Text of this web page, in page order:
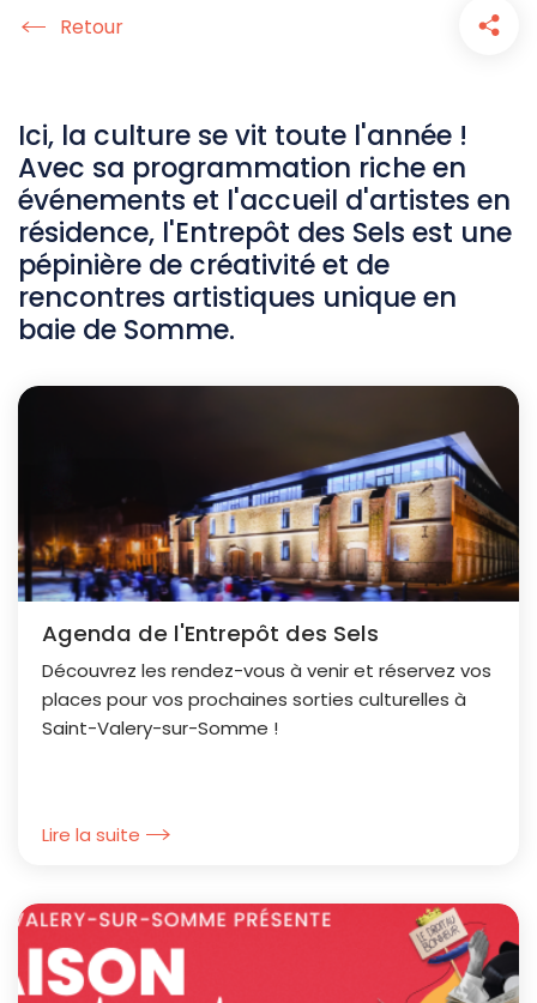
Accueil
Ici, la culture se vit toute l'année !
Avec sa programmation riche en
événements et l'accueil d'artistes en
résidence, l'Entrepôt des Sels est une
pépinière de créativité et de
rencontres artistiques unique en
baie de Somme.
Agenda de l'Entrepôt des Sels
Découvrez les rendez-vous à venir et réservez vos
places pour vos prochaines sorties culturelles à
Saint-Valery-sur-Somme !
Lire la suite